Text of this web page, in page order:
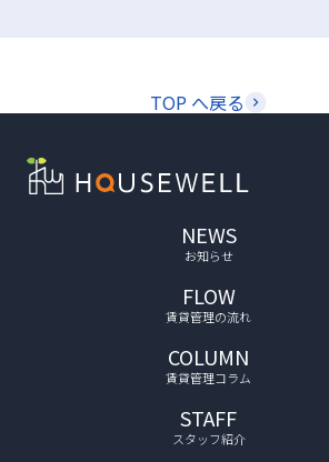
TOP へ戻る
NEWS
お知らせ
FLOW
賃貸管理の流れ
COLUMN
賃貸管理コラム
STAFF
スタッフ紹介